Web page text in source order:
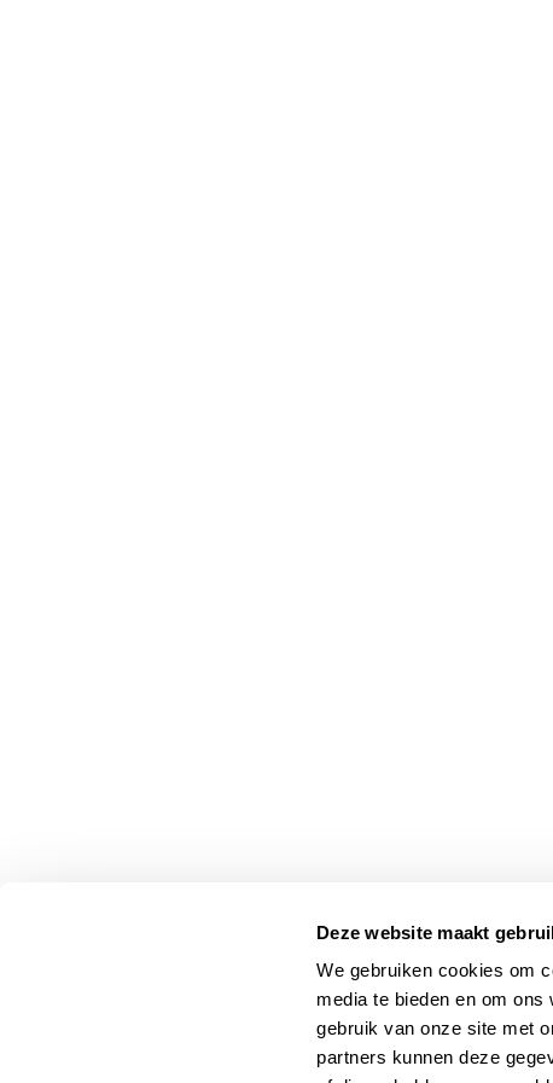
Deze website maakt
We gebruiken cookies om
media te bieden en om
gebruik van onze site met
partners kunnen deze